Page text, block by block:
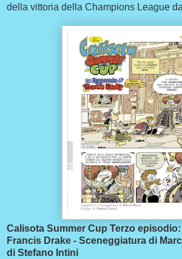
della vittoria della Champions League
Calisota Summer Cup Terzo
Francis Drake - Sceneggiatura di
di Stefano Intini